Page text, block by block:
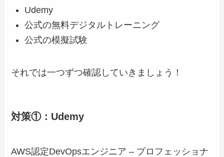
Udemy
公式の無料デジタルトレーニング
公式の模擬試験
それでは一つずつ確認していきましょう！
対策①：Udemy
AWS認定DevOpsエンジニア – プロフェッショナ